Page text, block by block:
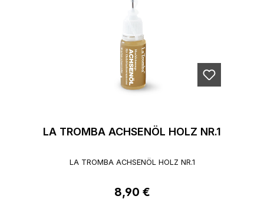
LA TROMBA ACHSENÖL HOLZ NR.1
LA TROMBA ACHSENÖL HOLZ NR.1
Regulärer Preis:
8,90 €